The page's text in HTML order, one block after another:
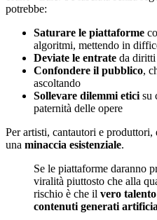
potrebbe:
Saturare le piattaforme
algoritmi, mettendo in
Deviate le entrate da diritti
Confondere il pubblico,
ascoltando
Sollevare dilemmi etici su
paternità delle opere
Per artisti, cantautori e produttori,
una minaccia esistenziale.
Se le piattaforme daranno
viralità piuttosto che alla
rischio è che il vero
contenuti generati